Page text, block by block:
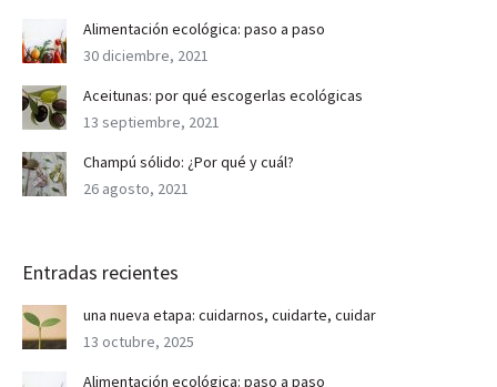
Alimentación ecológica: paso a paso
30 diciembre, 2021
Aceitunas: por qué escogerlas ecológicas
13 septiembre, 2021
Champú sólido: ¿Por qué y cuál?
26 agosto, 2021
Entradas recientes
una nueva etapa: cuidarnos, cuidarte, cuidar
13 octubre, 2025
Alimentación ecológica: paso a paso